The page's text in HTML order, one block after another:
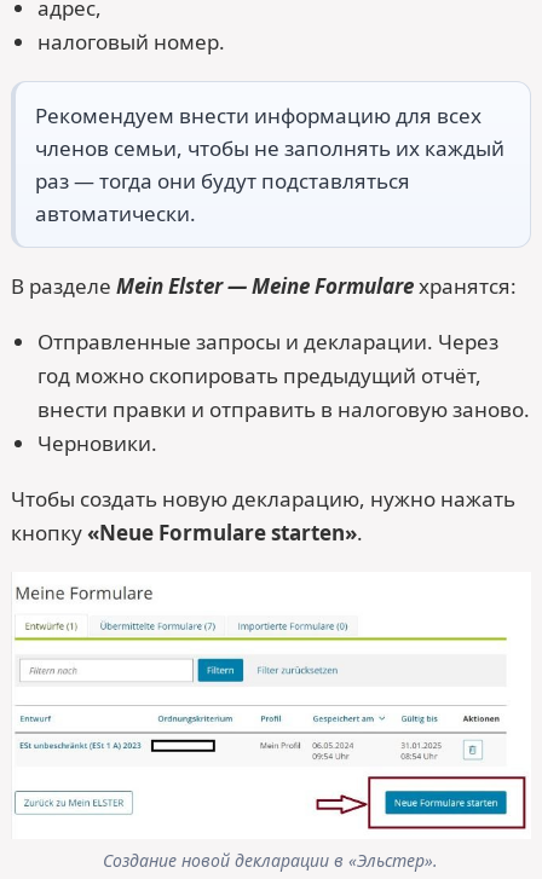
адрес,
налоговый номер.
Рекомендуем внести информацию для всех
членов семьи, чтобы не заполнять их каждый
раз — тогда они будут подставляться
автоматически.
В разделе Mein Elster — Meine Formulareхранятся:
Отправленные запросы и декларации. Через
год можно скопировать предыдущий отчёт,
внести правки и отправить в налоговую заново.
Черновики.
Чтобы создать новую декларацию, нужно нажать
кнопку«Neue Formulare starten».
Создание новой декларации в «Эльстер».